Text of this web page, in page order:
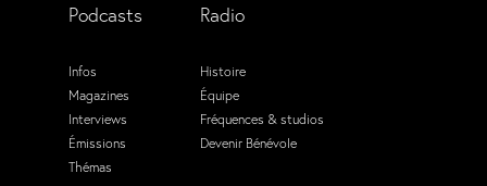
Podcasts
Infos
Magazines
Interviews
Émissions
Thémas
Radio
Histoire
Équipe
Fréquences & studios
Devenir Bénévole